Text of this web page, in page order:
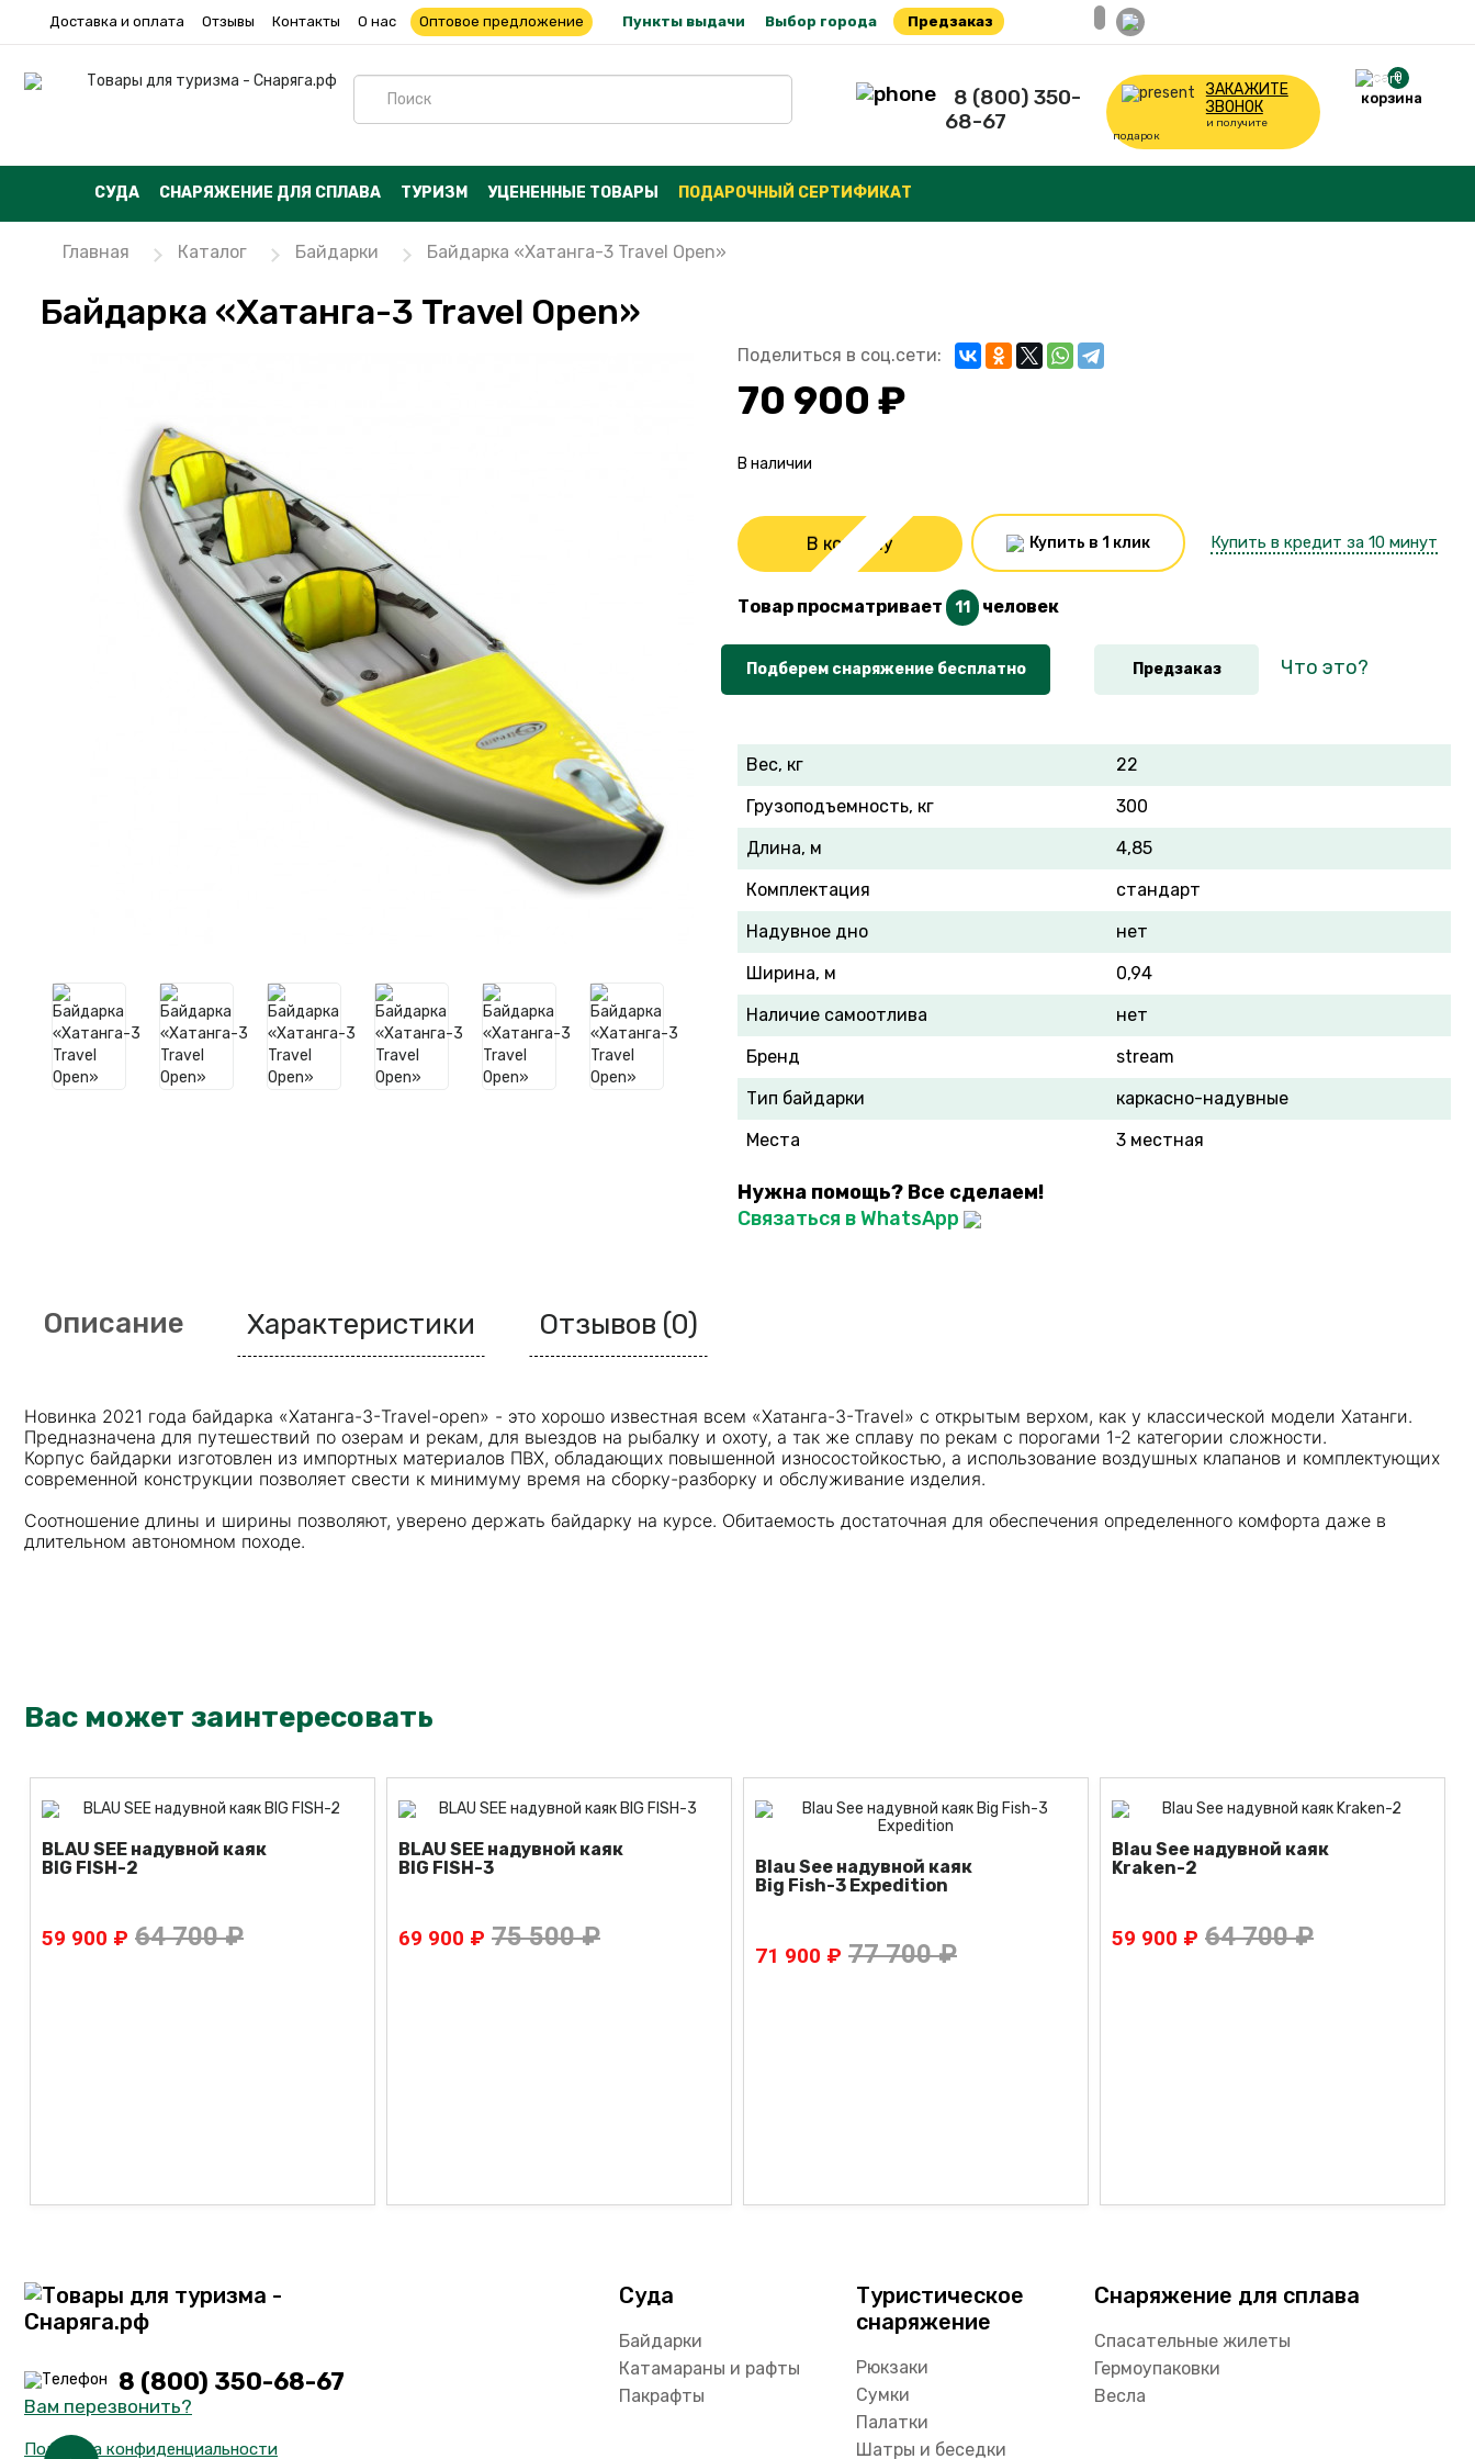
Доставка и оплата Отзывы Контакты О нас Оптовое предложение Пункты выдачи Выбор города Предзаказ
8 (800) 350-
68-67
ЗАКАЖИТЕ
ЗВОНОК
и получите
подарок
0
корзина
СУДА СНАРЯЖЕНИЕ ДЛЯ СПЛАВА ТУРИЗМ УЦЕНЕННЫЕ ТОВАРЫ ПОДАРОЧНЫЙ СЕРТИФИКАТ
Главная Каталог Байдарки Байдарка «Хатанга-3 Travel Open»
Байдарка «Хатанга-3 Travel Open»
Поделиться в соц.сети:
70 900 ₽
В наличии
В корзину Купить в 1 клик Купить в кредит за 10 минут
Товар просматривает 11 человек
Подберем снаряжение бесплатно Предзаказ Что это?
Вес, кг
22
Грузоподъемность, кг
300
Длина, м
4,85
Комплектация
стандарт
Надувное дно
нет
Ширина, м
0,94
Наличие самоотлива
нет
Бренд
stream
Тип байдарки
каркасно-надувные
Места
3 местная
Нужна помощь? Все сделаем!
Связаться в WhatsApp
Описание Характеристики Отзывов (0)
Новинка 2021 года байдарка «Хатанга-3-Travel-open» - это хорошо известная всем «Хатанга-3-Travel» c открытым верхом, как у классической модели Хатанги.
Предназначена для путешествий по озерам и рекам, для выездов на рыбалку и охоту, а так же сплаву по рекам с порогами 1-2 категории сложности.
Корпус байдарки изготовлен из импортных материалов ПВХ, обладающих повышенной износостойкостью, а использование воздушных клапанов и комплектующих
современной конструкции позволяет свести к минимуму время на сборку-разборку и обслуживание изделия.
Соотношение длины и ширины позволяют, уверено держать байдарку на курсе. Обитаемость достаточная для обеспечения определенного комфорта даже в
длительном автономном походе.
Вас может заинтересовать
BLAU SEE надувной каяк
BIG FISH-2
59 900 ₽ 64 700 ₽
BLAU SEE надувной каяк
BIG FISH-3
69 900 ₽ 75 500 ₽
Blau See надувной каяк
Big Fish-3 Expedition
71 900 ₽ 77 700 ₽
Blau See надувной каяк
Kraken-2
59 900 ₽ 64 700 ₽
8 (800) 350-68-67
Вам перезвонить?
Политика конфиденциальности
Суда
Байдарки
Катамараны и рафты
Пакрафты
Туристическое
снаряжение
Рюкзаки
Сумки
Палатки
Шатры и беседки
Снаряжение для сплава
Спасательные жилеты
Гермоупаковки
Весла